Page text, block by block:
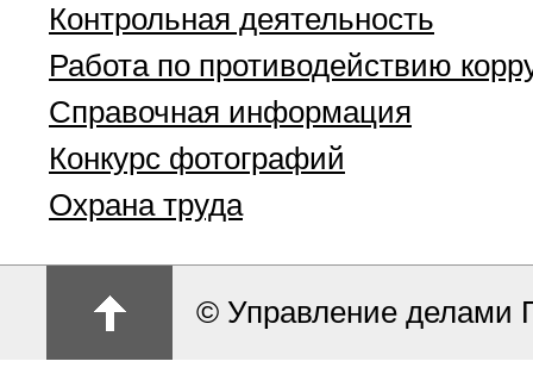
Контрольная деятельность
Работа по противодействию
Справочная информация
Конкурс фотографий
Охрана труда
© Управление делами